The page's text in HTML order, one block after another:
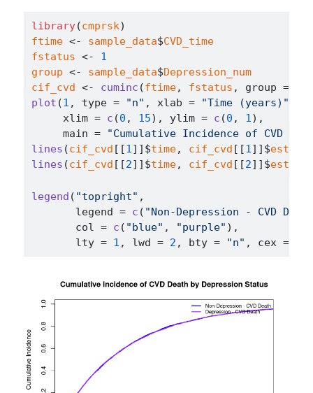
library(cmprsk)
ftime <- sample_data$CVD_time
fstatus <-
1
group <- sample_data$Depression_num
cif_cvd <- cuminc (ftime, fstatus , group =
plot (1 , type = "n" , xlab = "Time (years)"
     xlim
= c (0 , 15) , ylim = c (0 , 1) ,
     main
=
"Cumulative Incidence of CVD
lines (cif_cvd [[1] ] $time, cif_cvd [[1] ] $est
lines (cif_cvd [[2] ] $time, cif_cvd [[2] ] $est
legend ( "topright" ,
       legend
= c ( "Non-Depression - CVD
       col
= c ( "blue" , "purple" ) ,
       lty
= 1 , lwd = 2 , bty = "n" , cex =